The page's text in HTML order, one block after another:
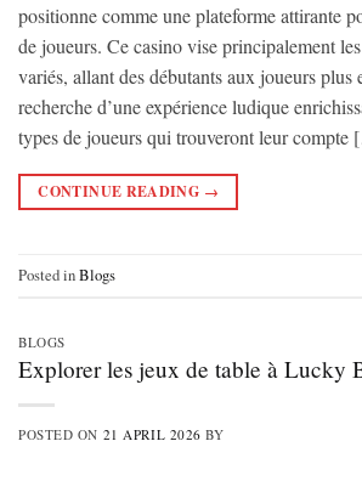
positionne comme une plateforme attirante
de joueurs. Ce casino vise principalement
variés, allant des débutants aux joueurs plus
recherche d’une expérience ludique
types de joueurs qui trouveront leur
CONTINUE READING →
Posted inBlogs
BLOGS
Explorer les jeux de table à Lucky
POSTED ON 21 APRIL 2026 BY